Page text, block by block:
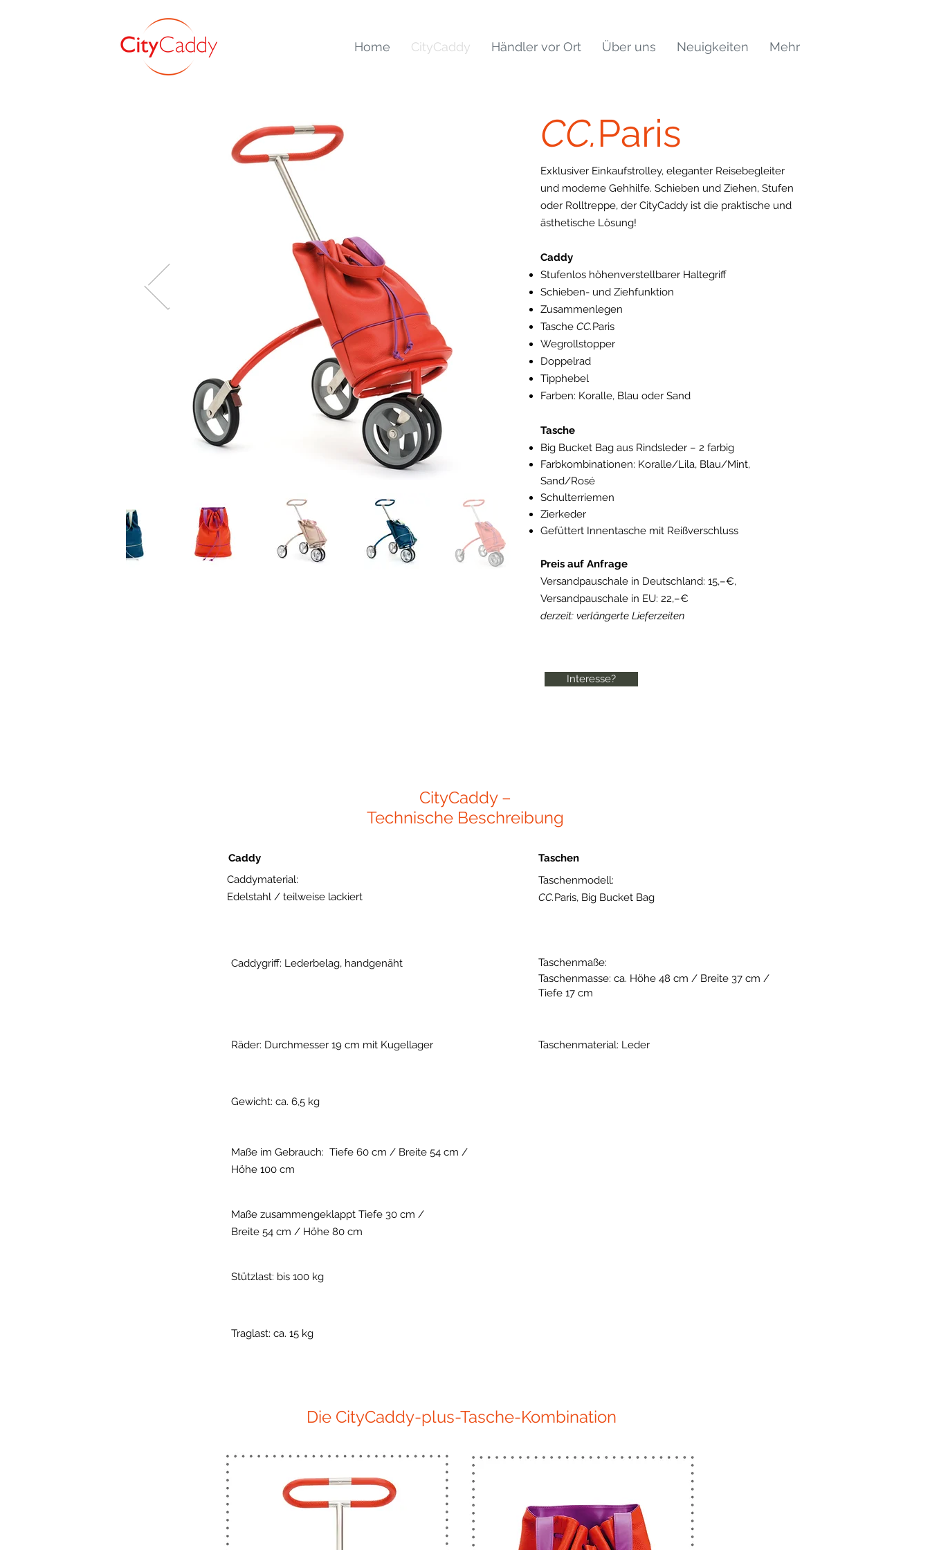
Home CityCaddy Händler vor Ort Über uns Neuigkeiten Mehr
CC.Paris
Exklusiver Einkaufstrolley, eleganter Reisebegleiter
und moderne Gehhilfe. Schieben und Ziehen, Stufen
oder Rolltreppe, der CityCaddy ist die praktische und
ästhetische Lösung!
Caddy
Stufenlos höhenverstellbarer Haltegriff
Schieben- und Ziehfunktion
Zusammenlegen
Tasche CC.Paris
Wegrollstopper
Doppelrad
Tipphebel
Farben: Koralle, Blau oder Sand
Tasche
Big Bucket Bag aus Rindsleder – 2 farbig
Farbkombinationen: Koralle/Lila, Blau/Mint,
Sand/Rosé
Schulterriemen
Zierkeder
Gefüttert Innentasche mit Reißverschluss
Preis auf Anfrage
Versandpauschale in Deutschland: 15,–€,
Versandpauschale in EU: 22,–€
derzeit: verlängerte Lieferzeiten
Interesse?
CityCaddy –
Technische Beschreibung
Caddy
Caddymaterial:
Edelstahl / teilweise lackiert
Taschen
Taschenmodell:
CC.Paris, Big Bucket Bag
Caddygriff: Lederbelag, handgenäht
Taschenmaße:
Taschenmasse: ca. Höhe 48 cm / Breite 37 cm /
Tiefe 17 cm
Räder: Durchmesser 19 cm mit Kugellager Taschenmaterial: Leder
Gewicht: ca. 6,5 kg
Maße im Gebrauch: Tiefe 60 cm / Breite 54 cm /
Höhe 100 cm
Maße zusammengeklappt Tiefe 30 cm /
Breite 54 cm / Höhe 80 cm
Stützlast: bis 100 kg
Traglast: ca. 15 kg
Die CityCaddy-plus-Tasche-Kombination